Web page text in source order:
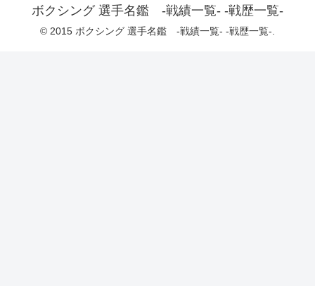
ボクシング 選手名鑑 -戦績一覧- -戦歴一覧-
© 2015 ボクシング 選手名鑑 -戦績一覧- -戦歴一覧-.